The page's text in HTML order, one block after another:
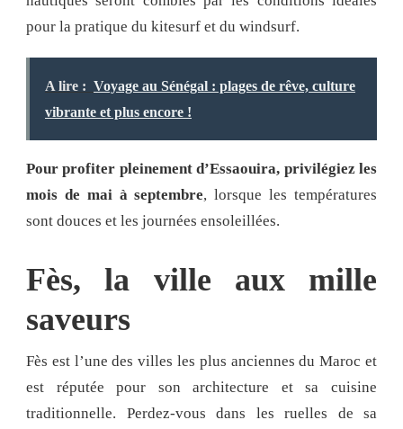
pour la pratique du kitesurf et du windsurf.
A lire : Voyage au Sénégal : plages de rêve, culture
vibrante et plus encore !
Pour profiter pleinement d’Essaouira, privilégiez les
mois de mai à septembre, lorsque les températures
sont douces et les journées ensoleillées.
Fès, la ville aux mille
saveurs
Fès est l’une des villes les plus anciennes du Maroc et
est réputée pour son architecture et sa cuisine
traditionnelle. Perdez-vous dans les ruelles de sa